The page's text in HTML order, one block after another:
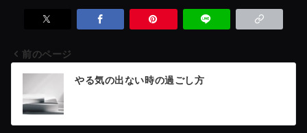
投
稿
前のページ
やる気の出ない時の過ごし方